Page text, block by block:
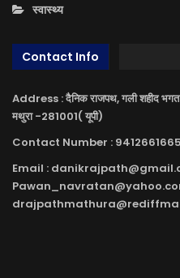
स्वास्थ्य
Contact Info
Address : दैनिक राजपथ, गली शहीद
मथुरा -281001( यूपी)
Contact Number :
Email :